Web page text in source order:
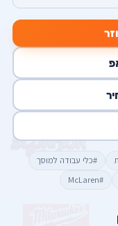
#כלי עבודה למוסך
#McLaren